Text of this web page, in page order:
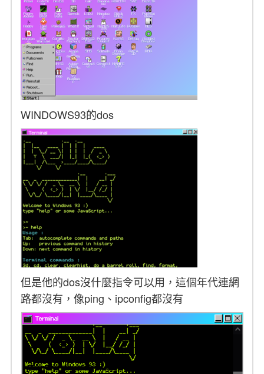
WINDOWS93的dos
但是他的dos沒什麼指令可以用，這個年代連網
路都沒有，像ping、ipconfig都沒有